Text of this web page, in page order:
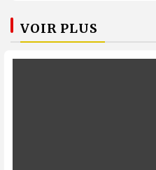
VOIR PLUS